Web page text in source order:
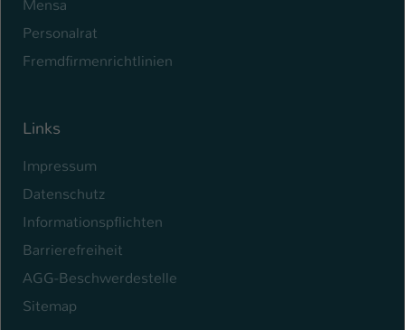
Mensa
Personalrat
Fremdfirmenrichtlinien
Links
Impressum
Datenschutz
Informationspflichten
Barrierefreiheit
AGG-Beschwerdestelle
Sitemap